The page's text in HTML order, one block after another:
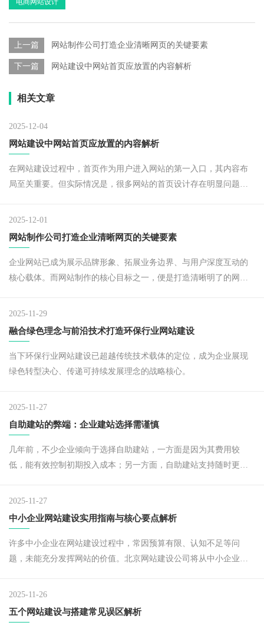
上一篇 网站制作公司打造企业清晰网页的关键要素
下一篇 网站建设中网站首页应放置的内容解析
相关文章
2025-12-04
网站建设中网站首页应放置的内容解析
在网站建设过程中，首页作为用户进入网站的第一入口，其内容布
局至关重要。但实际情况是，很多网站的首页设计存在明显问题
2025-12-01
网站制作公司打造企业清晰网页的关键要素
企业网站已成为展示品牌形象、拓展业务边界、与用户深度互动的
核心载体。而网站制作的核心目标之一，便是打造清晰明了的网页
2025-11-29
融合绿色理念与前沿技术打造环保行业网站建设
当下环保行业网站建设已超越传统技术载体的定位，成为企业展现
绿色转型决心、传递可持续发展理念的战略核心。
2025-11-27
自助建站的弊端：企业建站选择需谨慎
几年前，不少企业倾向于选择自助建站，一方面是因为其费用较
低，能有效控制初期投入成本；另一方面，自助建站支持随时更新
2025-11-27
中小企业网站建设实用指南与核心要点解析
许多中小企业在网站建设过程中，常因预算有限、认知不足等问
题，未能充分发挥网站的价值。北京网站建设公司将从中小企业网
2025-11-26
五个网站建设与搭建常见误区解析